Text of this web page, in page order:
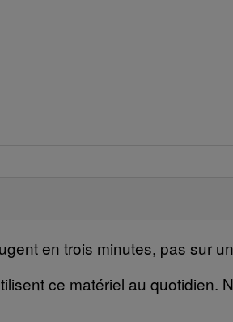
en trois minutes, pas sur
ce matériel au quotidien.